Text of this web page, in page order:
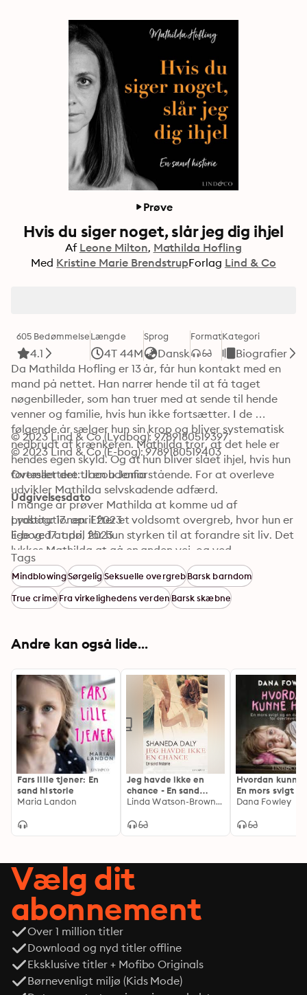
Prøve
Hvis du siger noget, slår jeg dig ihjel
Af Leone Milton Mathilda Hofling
Med Kristine Marie BrendstrupForlag Lind & Co
605 Bedømmelse
4.1
Længde
4T 44M
Sprog
Dansk
FormatKategori
Biografier
Da Mathilda Hofling er 13 år, får hun kontakt med en
mand på nettet. Han narrer hende til at få taget
nøgenbilleder, som han truer med at sende til hende
venner og familie, hvis hun ikke fortsætter. I de
følgende år sælger hun sin krop og bliver systematisk
nedbrudt af krænkeren. Mathilda tror, at det hele er
hendes egen skyld. Og at hun bliver slået ihjel, hvis hun
fortæller det til en udenforstående. For at overleve
udvikler Mathilda selvskadende adfærd.
I mange år prøver Mathilda at komme ud af
prostitutionen. Efter et voldsomt overgreb, hvor hun er
lige ved at dø, får hun styrken til at forandre sit liv. Det
lykkes Mathilda at gå en anden vej, og ved
begyndelsen af den vej møder hun kærligheden. Hvis
du siger noget, dør du er en hudløst ærlig skildring af,
hvordan Mathilda blev offer for grooming, og hvordan
det præger hende i dag.
© 2023 Lind & Co (Lydbog): 9789180519397
© 2023 Lind & Co (E-bog): 9789180519403
Oversættere: Jacob Jonia
Udgivelsesdato
Lydbog: 17. april 2023
E-bog: 17. april 2023
Tags
MindblowingSørgeligSeksuelle overgrebBarsk barndom
True crimeFra virkelighedens verdenBarsk skæbne
Andre kan også lide...
Fars lille tjener: En
sand historie
Maria Landon
Jeg havde ikke en
chance - En sand
historie
Linda Watson-Brown, Shaneda Daly
Hvordan kunne
En mors svigt
datters kamp
Dana Fowley
Vælg dit
abonnement
Over 1 million titler
Download og nyd titler offline
Eksklusive titler + Mofibo Originals
Børnevenligt miljø (Kids Mode)